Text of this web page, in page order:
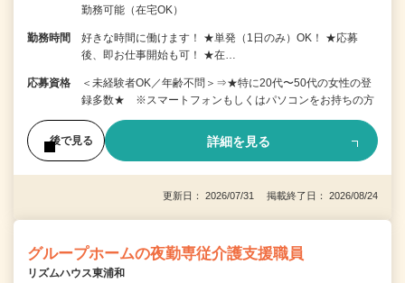
勤務可能（在宅OK）
勤務時間
好きな時間に働けます！ ★単発（1日のみ）OK！ ★応募
後、即お仕事開始も可！ ★在…
応募資格
＜未経験者OK／年齢不問＞⇒★特に20代〜50代の女性の登
録多数★ ※スマートフォンもしくはパソコンをお持ちの方
後で見る 詳細を見る
更新日： 2026/07/31 掲載終了日： 2026/08/24
グループホームの夜勤専従介護支援職員
リズムハウス東浦和